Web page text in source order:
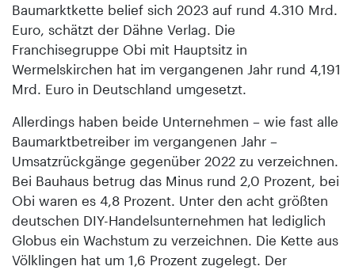
Baumarktkette belief sich 2023 auf rund 4.310 Mrd.
Euro, schätzt der Dähne Verlag. Die
Franchisegruppe Obi mit Hauptsitz in
Wermelskirchen hat im vergangenen Jahr rund 4,191
Mrd. Euro in Deutschland umgesetzt.
Allerdings haben beide Unternehmen – wie fast alle
Baumarktbetreiber im vergangenen Jahr –
Umsatzrückgänge gegenüber 2022 zu verzeichnen.
Bei Bauhaus betrug das Minus rund 2,0 Prozent, bei
Obi waren es 4,8 Prozent. Unter den acht größten
deutschen DIY-Handelsunternehmen hat lediglich
Globus ein Wachstum zu verzeichnen. Die Kette aus
Völklingen hat um 1,6 Prozent zugelegt. Der